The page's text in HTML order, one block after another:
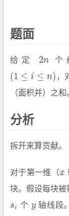
题面
给定 2n
2n 个
(1 ≤ i ≤ n)
( 1≤ i≤ n) ，
（面积并）之
分析
拆开来算贡献。
对于第一维（x
x
块。假设每块被
si
si 个 y
y 轴线段